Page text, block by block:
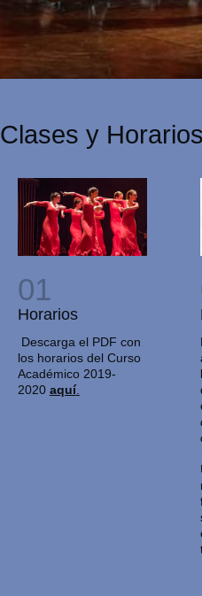
Clases y Horarios
Horarios
Descarga el PDF con
los horarios del Curso
Académico 2019-
2020 aquí.